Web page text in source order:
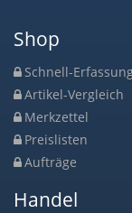
Shop
Schnell-
Artikel-Vergleich
Merkzettel
Preislisten
Aufträge
Handel